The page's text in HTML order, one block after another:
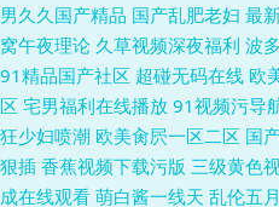
男久久国产精品 国产乱肥老妇 最
窝午夜理论 久草视频深夜福利 波
91精品国产社区 超碰无码在线 欧
区 宅男福利在线播放 91视频污导
狂少妇喷潮 欧美肏屄一区二区 国
狠插 香蕉视频下载污版 三级黄色
成在线观看 萌白酱一线天 乱伦五